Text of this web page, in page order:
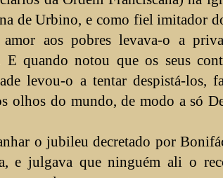
de Urbino, e como fiel imitador
aos pobres levava-o a
quando notou que os seus
levou-o a tentar despistá-los,
olhos do mundo, de modo a só
o jubileu decretado por
e julgava que ninguém ali o